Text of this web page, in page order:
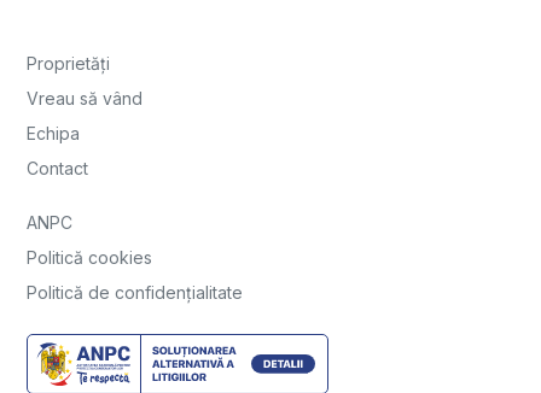
Proprietăți
Vreau să vând
Echipa
Contact
ANPC
Politică cookies
Politică de confidențialitate